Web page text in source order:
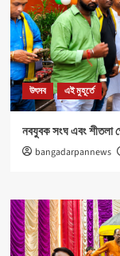
উৎসব এই মুহূর্তে
নবযুবক সংঘ এবং শীতলা
bangadarpannews